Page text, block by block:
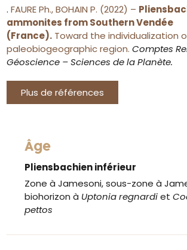
.FAURE Ph., BOHAIN P. (2022) –
ammonites from Southern Vendée
(France). Toward the individualization
paleobiogeographic region. Comptes
Géoscience – Sciences de la Planète.
Plus de références
Âge
Pliensbachien inférieur
Zone à Jamesoni, sous-zone à
biohorizon à Uptonia regnardiet
pettos